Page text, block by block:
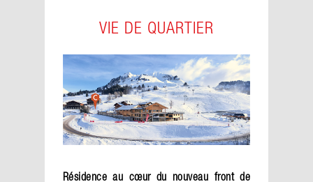
VIE DE QUARTIER
Résidence au cœur du nouveau front de